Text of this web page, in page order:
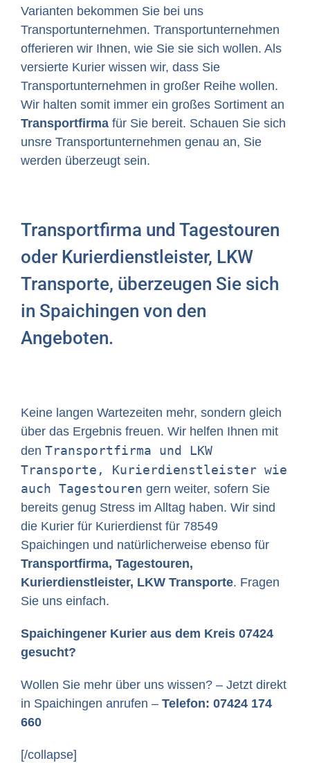
Varianten bekommen Sie bei uns
Transportunternehmen. Transportunternehmen
offerieren wir Ihnen, wie Sie sie sich wollen. Als
versierte Kurier wissen wir, dass Sie
Transportunternehmen in großer Reihe wollen.
Wir halten somit immer ein großes Sortiment an
Transportfirma für Sie bereit. Schauen Sie sich
unsre Transportunternehmen genau an, Sie
werden überzeugt sein.
Transportfirma und Tagestouren
oder Kurierdienstleister, LKW
Transporte, überzeugen Sie sich
in Spaichingen von den
Angeboten.
Keine langen Wartezeiten mehr, sondern gleich
über das Ergebnis freuen. Wir helfen Ihnen mit
den Transportfirma und LKW
Transporte, Kurierdienstleister wie
auch Tagestouren gern weiter, sofern Sie
bereits genug Stress im Alltag haben. Wir sind
die Kurier für Kurierdienst für 78549
Spaichingen und natürlicherweise ebenso für
Transportfirma, Tagestouren,
Kurierdienstleister, LKW Transporte. Fragen
Sie uns einfach.
Spaichingener Kurier aus dem Kreis 07424
gesucht?
Wollen Sie mehr über uns wissen? – Jetzt direkt
in Spaichingen anrufen – Telefon: 07424 174
660
[/collapse]